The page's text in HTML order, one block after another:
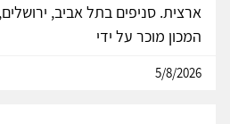
ארצית. סניפים בתל אביב,
המכון מוכר על ידי
5/8/2026